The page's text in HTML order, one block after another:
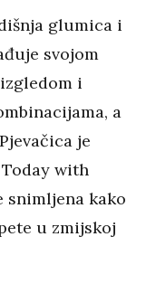
glumica i
svojom
i
a
je
with
snimljena kako
u zmijskoj